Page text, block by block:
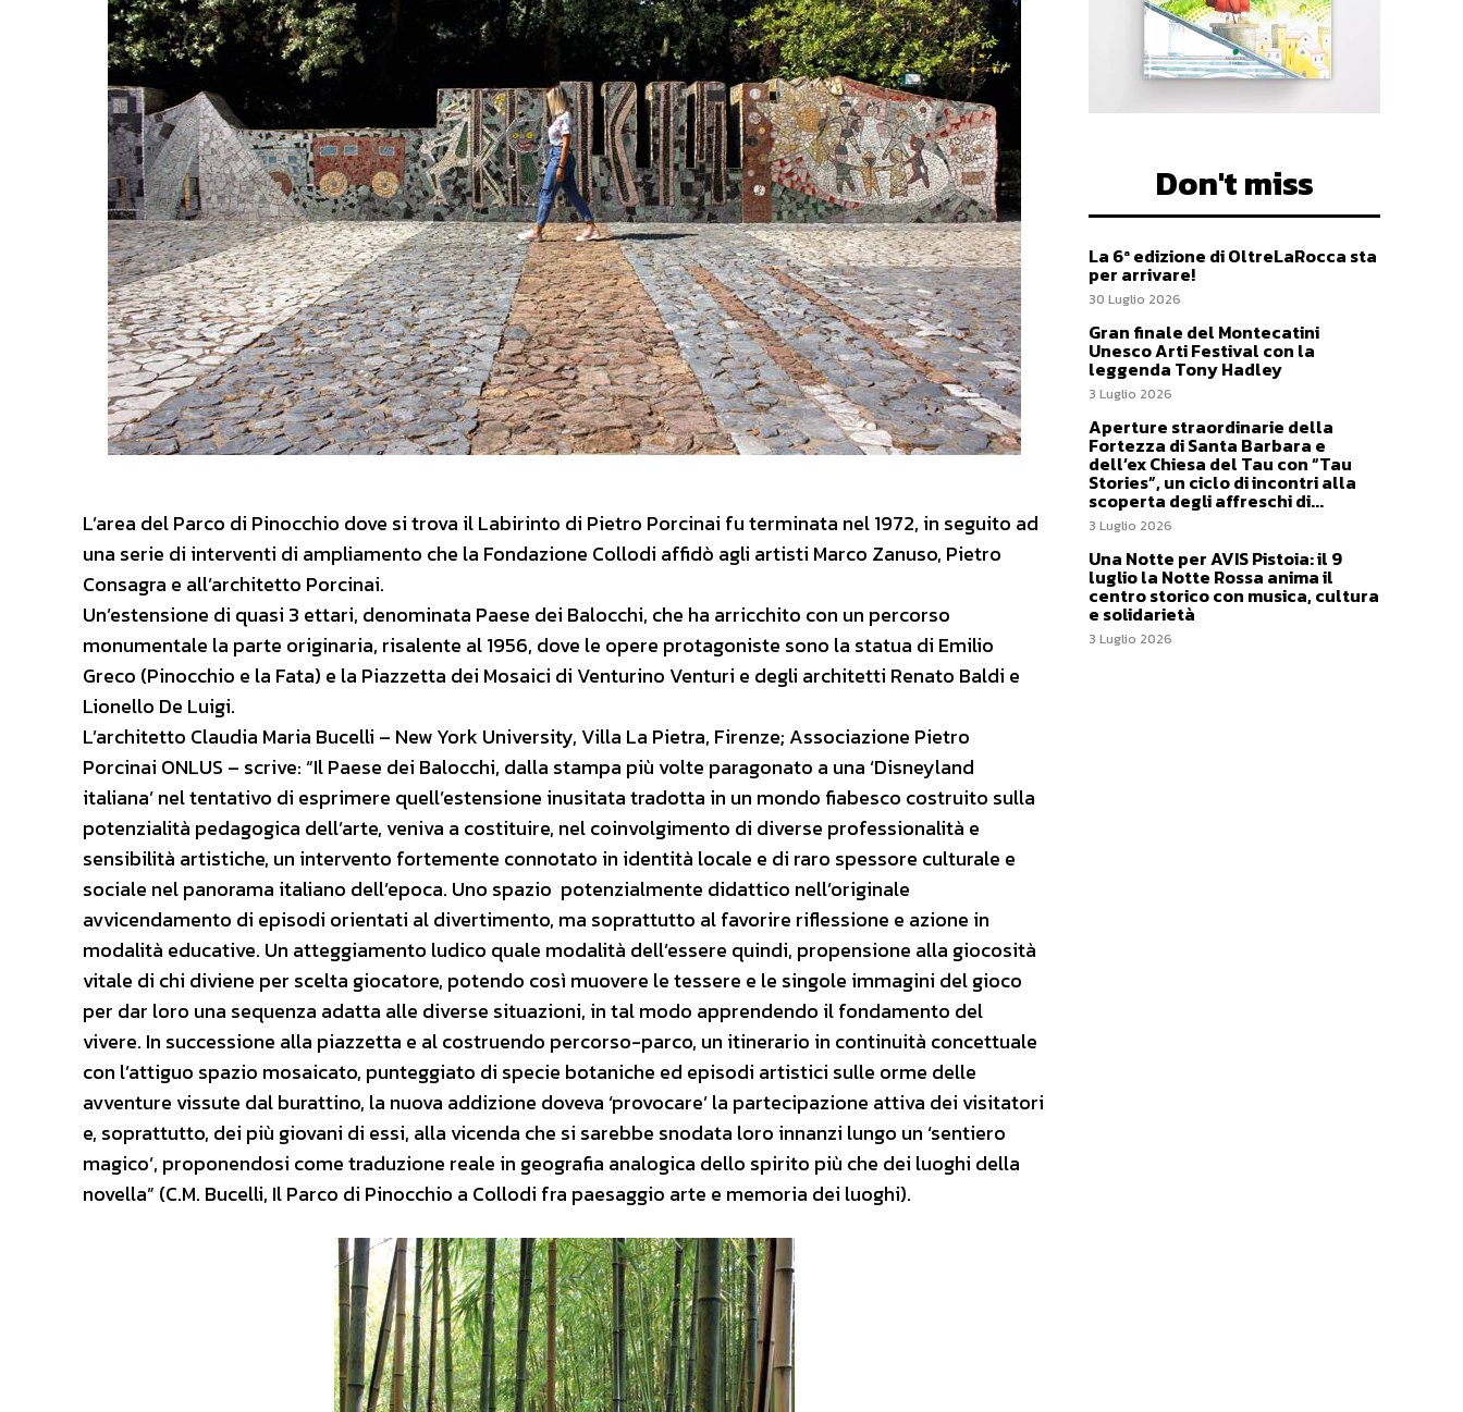
L’area del Parco di Pinocchio dove si trova il Labirinto di Pietro Porcinai fu terminata nel 1972, in seguito ad
una serie di interventi di ampliamento che la Fondazione Collodi affidò agli artisti Marco Zanuso, Pietro
Consagra e all’architetto Porcinai.
Un’estensione di quasi 3 ettari, denominata Paese dei Balocchi, che ha arricchito con un percorso
monumentale la parte originaria, risalente al 1956, dove le opere protagoniste sono la statua di Emilio
Greco (Pinocchio e la Fata) e la Piazzetta dei Mosaici di Venturino Venturi e degli architetti Renato Baldi e
Lionello De Luigi.
L’architetto Claudia Maria Bucelli – New York University, Villa La Pietra, Firenze; Associazione Pietro
Porcinai ONLUS – scrive: “Il Paese dei Balocchi, dalla stampa più volte paragonato a una ‘Disneyland
italiana’ nel tentativo di esprimere quell’estensione inusitata tradotta in un mondo fiabesco costruito sulla
potenzialità pedagogica dell’arte, veniva a costituire, nel coinvolgimento di diverse professionalità e
sensibilità artistiche, un intervento fortemente connotato in identità locale e di raro spessore culturale e
sociale nel panorama italiano dell’epoca. Uno spazio potenzialmente didattico nell’originale
avvicendamento di episodi orientati al divertimento, ma soprattutto al favorire riflessione e azione in
modalità educative. Un atteggiamento ludico quale modalità dell’essere quindi, propensione alla giocosità
vitale di chi diviene per scelta giocatore, potendo così muovere le tessere e le singole immagini del gioco
per dar loro una sequenza adatta alle diverse situazioni, in tal modo apprendendo il fondamento del
vivere. In successione alla piazzetta e al costruendo percorso-parco, un itinerario in continuità concettuale
con l’attiguo spazio mosaicato, punteggiato di specie botaniche ed episodi artistici sulle orme delle
avventure vissute dal burattino, la nuova addizione doveva ‘provocare’ la partecipazione attiva dei visitatori
e, soprattutto, dei più giovani di essi, alla vicenda che si sarebbe snodata loro innanzi lungo un ‘sentiero
magico’, proponendosi come traduzione reale in geografia analogica dello spirito più che dei luoghi della
novella” (C.M. Bucelli, Il Parco di Pinocchio a Collodi fra paesaggio arte e memoria dei luoghi).
Don't miss
La 6ª edizione di OltreLaRocca sta
per arrivare!
30 Luglio 2026
Gran finale del Montecatini
Unesco Arti Festival con la
leggenda Tony Hadley
3 Luglio 2026
Aperture straordinarie della
Fortezza di Santa Barbara e
dell’ex Chiesa del Tau con “Tau
Stories”, un ciclo di incontri alla
scoperta degli affreschi di...
3 Luglio 2026
Una Notte per AVIS Pistoia: il 9
luglio la Notte Rossa anima il
centro storico con musica, cultura
e solidarietà
3 Luglio 2026